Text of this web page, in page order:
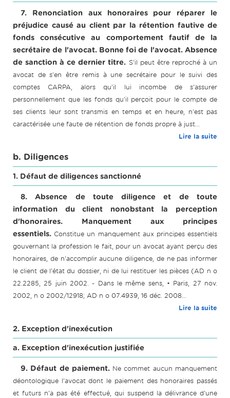
7. Renonciation aux honoraires pour réparer le
préjudice causé au client par la rétention fautive de
fonds consécutive au comportement fautif de la
secrétaire de l'avocat. Bonne foi de l'avocat. Absence
de sanction à ce dernier titre. S'il peut être reproché à un
avocat de s'en être remis à une secrétaire pour le suivi des
comptes CARPA, alors qu'il lui incombe de s'assurer
personnellement que les fonds qu'il perçoit pour le compte de
ses clients leur sont transmis en temps et en heure, n'est pas
caractérisée une faute de rétention de fonds propre à just...
Lire la suite
b. Diligences
1. Défaut de diligences sanctionné
8. Absence de toute diligence et de toute
information du client nonobstant la perception
d'honoraires. Manquement aux principes
essentiels. Constitue un manquement aux principes essentiels
gouvernant la profession le fait, pour un avocat ayant perçu des
honoraires, de n'accomplir aucune diligence, de ne pas informer
le client de l'état du dossier, ni de lui restituer les pièces (AD n o
22.2285, 25 juin 2002. - Dans le même sens, • Paris, 27 nov.
2002, n o 2002/12918; AD n o 07.4939, 16 déc. 2008...
Lire la suite
2. Exception d'inexécution
a. Exception d'inexécution justifiée
9. Défaut de paiement. Ne commet aucun manquement
déontologique l'avocat dont le paiement des honoraires passés
et futurs n'a pas été effectué, qui suspend la délivrance d'une